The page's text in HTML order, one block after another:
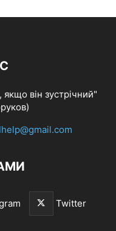
він зустрічний"
Twitter